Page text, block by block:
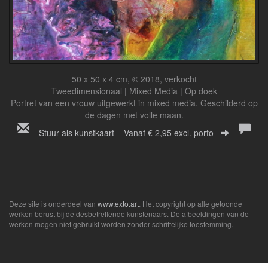
50 x 50 x 4 cm, © 2018, verkocht
Tweedimensionaal | Mixed Media | Op doek
Portret van een vrouw uitgewerkt in mixed media. Geschilderd op
de dagen met volle maan.
Stuur als kunstkaart Vanaf € 2,95 excl. porto
Deze site is onderdeel van www.exto.art . Het copyright op alle getoonde
werken berust bij de desbetreffende kunstenaars. De afbeeldingen van de
werken mogen niet gebruikt worden zonder schriftelijke toestemming.